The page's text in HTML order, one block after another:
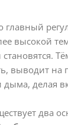
главный
высокой
выводит
делая
два